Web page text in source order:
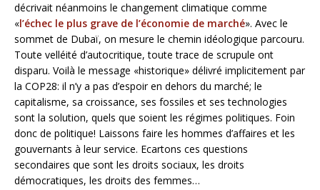
décrivait néanmoins le changement climatique comme
«l’échec le plus grave de l’économie de marché». Avec le
sommet de Dubaï, on mesure le chemin idéologique parcouru.
Toute velléité d’autocritique, toute trace de scrupule ont
disparu. Voilà le message «historique» délivré implicitement par
la COP28: il n’y a pas d’espoir en dehors du marché; le
capitalisme, sa croissance, ses fossiles et ses technologies
sont la solution, quels que soient les régimes politiques. Foin
donc de politique! Laissons faire les hommes d’affaires et les
gouvernants à leur service. Ecartons ces questions
secondaires que sont les droits sociaux, les droits
démocratiques, les droits des femmes…